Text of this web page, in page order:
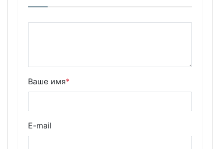
Ваше имя*
E-mail